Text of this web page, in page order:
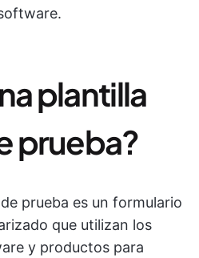
plantilla
prueba?
prueba es un formulario
que utilizan los
y productos para